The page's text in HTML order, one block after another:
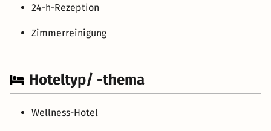
24-h-Rezeption
Zimmerreinigung
Hoteltyp/ -thema
Wellness-Hotel